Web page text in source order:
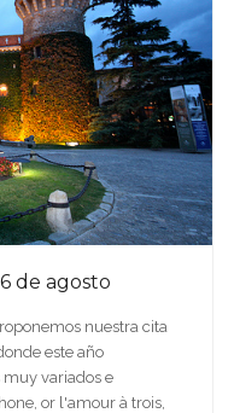
de agosto
nuestra cita
este año
variados e
or l'amour à trois,